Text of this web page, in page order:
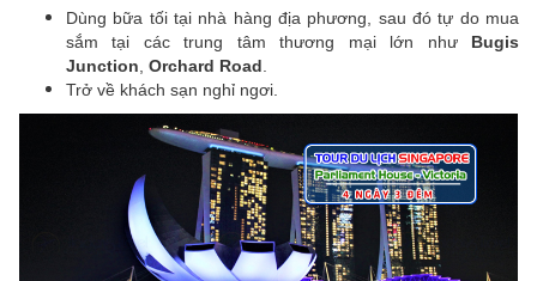
Dùng bữa tối tại nhà hàng địa phương, sau đó tự do mua
sắm tại các trung tâm thương mại lớn như Bugis
Junction Orchard Road
Trở về khách sạn nghỉ ngơi.